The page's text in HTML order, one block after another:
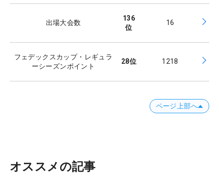
出場大会数
136
位
16
フェデックスカップ・レギュラ
ーシーズンポイント
28位 1218
ページ上部へ
オススメの記事